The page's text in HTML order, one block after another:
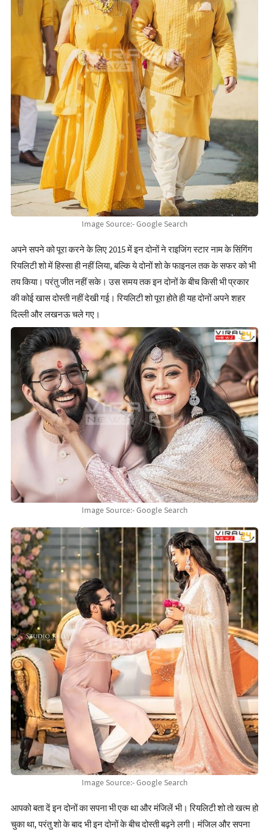
Image Source:- Google Search
अपने सपने को पूरा करने के लिए 2015 में इन दोनों ने राइजिंग स्टार नाम के सिंगिंग
रियलिटी शो में हिस्सा ही नहीं लिया, बल्कि ये दोनों शो के फाइनल तक के सफर को भी
तय किया। परंतु जीत नहीं सके। उस समय तक इन दोनों के बीच किसी भी प्रकार
की कोई खास दोस्ती नहीं देखी गई। रियलिटी शो पूरा होते ही यह दोनों अपने शहर
दिल्ली और लखनऊ चले गए।
Image Source:- Google Search
Image Source:- Google Search
आपको बता दें इन दोनों का सपना भी एक था और मंजिलें भी। रियलिटी शो तो खत्म हो
चुका था, परंतु शो के बाद भी इन दोनों के बीच दोस्ती बढ़ने लगी। मंजिल और सपना